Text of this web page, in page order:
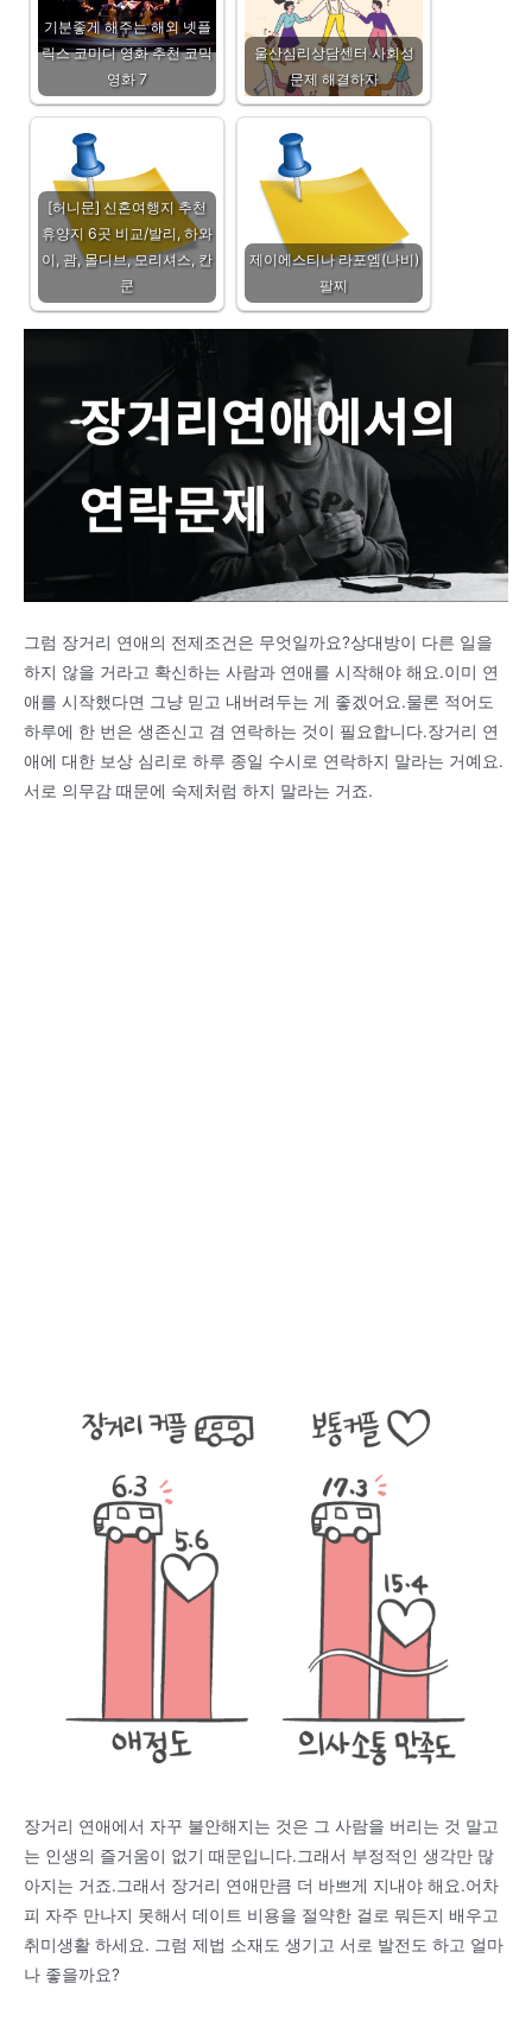
기분좋게 해주는 해외 넷플
릭스 코미디 영화 추천 코믹
영화 7
울산심리상담센터 사회성
문제 해결하자
[허니문] 신혼여행지 추천
휴양지 6곳 비교/발리, 하와
이, 괌, 몰디브, 모리셔스, 칸
쿤
제이에스티나 라포엠(나비)
팔찌
그럼 장거리 연애의 전제조건은 무엇일까요?상대방이 다른 일을
하지 않을 거라고 확신하는 사람과 연애를 시작해야 해요.이미 연
애를 시작했다면 그냥 믿고 내버려두는 게 좋겠어요.물론 적어도
하루에 한 번은 생존신고 겸 연락하는 것이 필요합니다.장거리 연
애에 대한 보상 심리로 하루 종일 수시로 연락하지 말라는 거예요.
서로 의무감 때문에 숙제처럼 하지 말라는 거죠.
장거리 연애에서 자꾸 불안해지는 것은 그 사람을 버리는 것 말고
는 인생의 즐거움이 없기 때문입니다.그래서 부정적인 생각만 많
아지는 거죠.그래서 장거리 연애만큼 더 바쁘게 지내야 해요.어차
피 자주 만나지 못해서 데이트 비용을 절약한 걸로 뭐든지 배우고
취미생활 하세요. 그럼 제법 소재도 생기고 서로 발전도 하고 얼마
나 좋을까요?